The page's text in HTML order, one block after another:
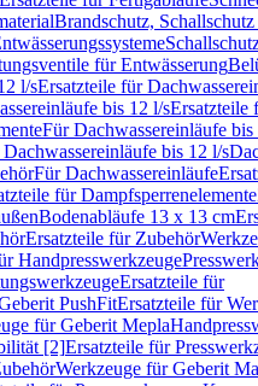
Brandschutz, Schallschutz
für Entwässerung
l/sErsatzteile für
bis 12 l/sErsatzteile
Für Dachwassereinläufe bis
bis 12 l/s
Für Dachwassereinläufe
für Dampfsperrenelemente
Bodenabläufe 13 x 13 cm
Ersatzteile für Zubehör
Handpresswerkzeuge
Ersatzteile für
PushFitErsatzteile für
für Geberit Mepla
[2]Ersatzteile für
Werkzeuge für Geberit